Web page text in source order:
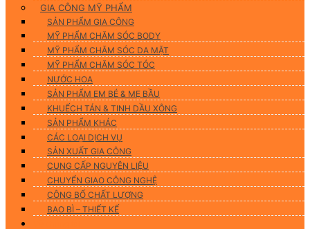
GIA CÔNG MỸ PHẨM
SẢN PHẨM GIA CÔNG
MỸ PHẨM CHĂM SÓC BODY
MỸ PHẨM CHĂM SÓC DA MẶT
MỸ PHẨM CHĂM SÓC TÓC
NƯỚC HOA
SẢN PHẨM EM BÉ & MẸ BẦU
KHUẾCH TÁN & TINH DẦU XÔNG
SẢN PHẨM KHÁC
CÁC LOẠI DỊCH VỤ
SẢN XUẤT GIA CÔNG
CUNG CẤP NGUYÊN LIỆU
CHUYỂN GIAO CÔNG NGHỆ
CÔNG BỐ CHẤT LƯỢNG
BAO BÌ – THIẾT KẾ